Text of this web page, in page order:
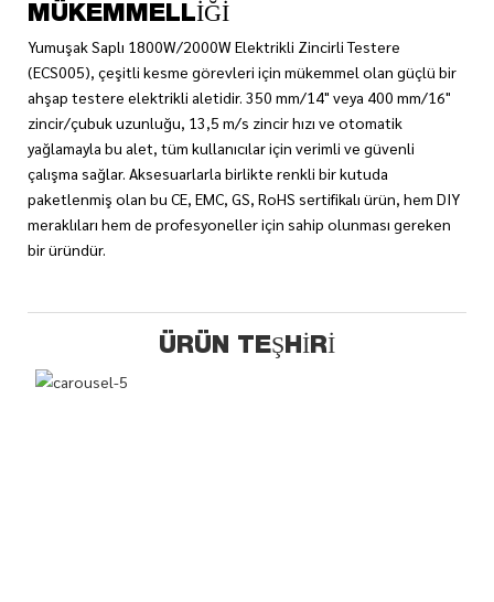
MÜKEMMELLIĞI
Yumuşak Saplı 1800W/2000W Elektrikli Zincirli Testere
(ECS005), çeşitli kesme görevleri için mükemmel olan güçlü bir
ahşap testere elektrikli aletidir. 350 mm/14" veya 400 mm/16"
zincir/çubuk uzunluğu, 13,5 m/s zincir hızı ve otomatik
yağlamayla bu alet, tüm kullanıcılar için verimli ve güvenli
çalışma sağlar. Aksesuarlarla birlikte renkli bir kutuda
paketlenmiş olan bu CE, EMC, GS, RoHS sertifikalı ürün, hem DIY
meraklıları hem de profesyoneller için sahip olunması gereken
bir üründür.
ÜRÜN TEŞHIRI